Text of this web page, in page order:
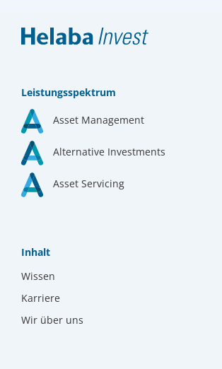
Leistungsspektrum
Asset Management
Alternative Investments
Asset Servicing
Inhalt
Wissen
Karriere
Wir über uns